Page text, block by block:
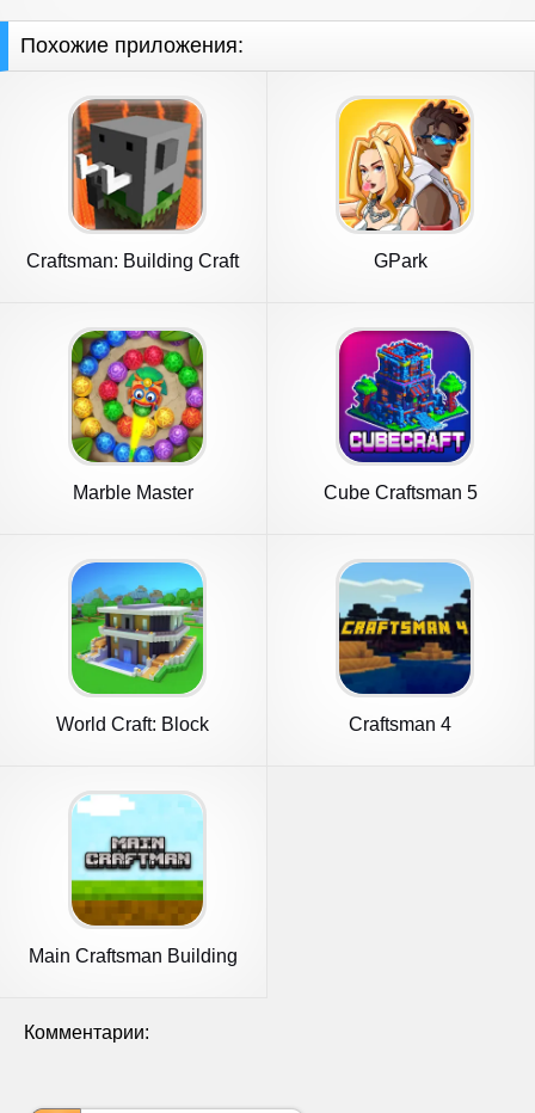
Похожие приложения:
Craftsman: Building Craft GPark
Marble Master
Cube Craftsman 5
World Craft: Block
Craftsman 4
Main Craftsman Building
Комментарии: